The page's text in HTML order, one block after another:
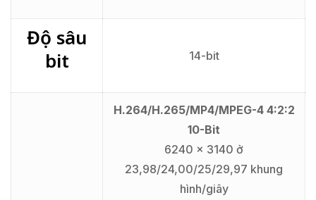
Độ sâu
bit
14-bit
H.264/H.265/MP4/MPEG-4 4:2:2
10-Bit
6240 x 3140 ở
23,98/24,00/25/29,97 khung
hình/giây